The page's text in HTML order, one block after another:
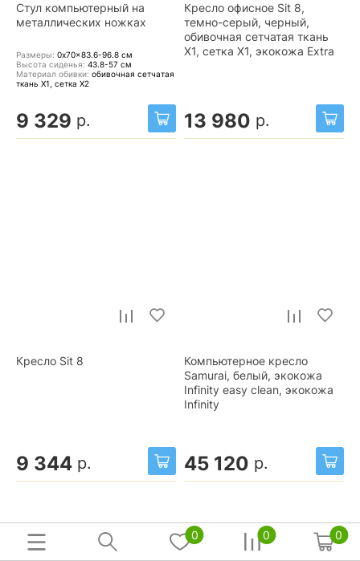
Стул компьютерный на
металлических ножках
Размеры: 0x70x83.6-96.8 см
Высота сиденья: 43.8-57 см
Материал обивки: обивочная сетчатая
ткань X1, сетка X2
9 329 р.
Кресло офисное Sit 8,
темно-серый, черный,
обивочная сетчатая ткань
X1, сетка X1, экокожа Extra
13 980 р.
Кресло Sit 8
9 344 р.
Компьютерное кресло
Samurai, белый, экокожа
Infinity easy clean, экокожа
Infinity
45 120 р.
0 0 0